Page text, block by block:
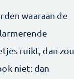
waaraan de
ruikt, dan zou
niet: dan